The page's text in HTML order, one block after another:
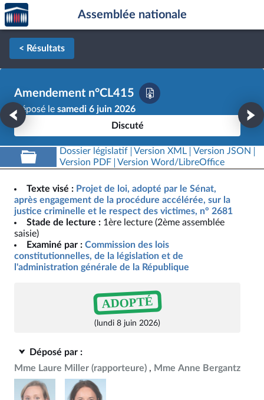
Aller au contenu
Aller en bas de la page
Accèder
à la
page
d'accueil
Assemblée nationale
< Résultats
Amendement n°CL415
Déposé le samedi 6 juin 2026
Discuté
Dossier législatif Version XML
Version JSON
Version PDF
Version Word/LibreOffice
Texte visé : Projet de loi, adopté par le Sénat,
après engagement de la procédure accélérée, sur la
justice criminelle et le respect des victimes, n° 2681
Stade de lecture : 1ère lecture (2ème assemblée
saisie)
Examiné par : Commission des lois
constitutionnelles, de la législation et de
l'administration générale de la République
ADOPTÉ
(lundi 8 juin 2026)
Déposé par :
Mme Laure Miller (rapporteure) Mme Anne Bergantz